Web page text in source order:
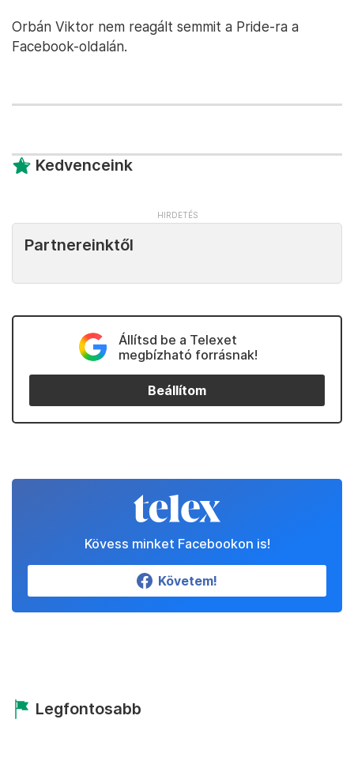
Orbán Viktor nem reagált semmit a Pride-ra a
Facebook-oldalán.
Kedvenceink
Partnereinktől
Állítsd be a Telexet
megbízható forrásnak!
Beállítom
Kövess minket Facebookon is!
Követem!
Legfontosabb